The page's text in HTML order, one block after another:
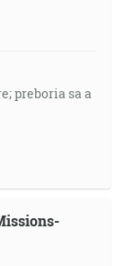
preboria sa a